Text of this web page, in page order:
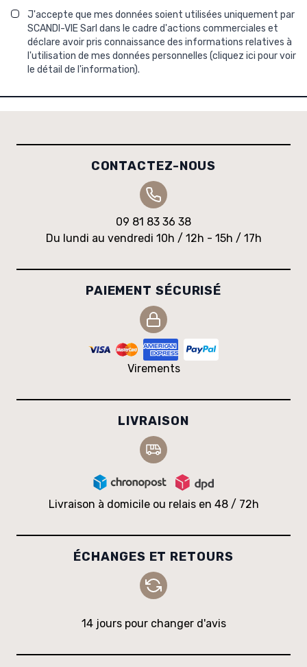
J'accepte que mes données soient utilisées uniquement par
SCANDI-VIE Sarl dans le cadre d'actions commerciales et
déclare avoir pris connaissance des informations relatives à
l'utilisation de mes données personnelles (cliquez ici pour voir
le détail de l'information).
CONTACTEZ-NOUS
09 81 83 36 38
Du lundi au vendredi 10h / 12h - 15h / 17h
PAIEMENT SÉCURISÉ
Virements
LIVRAISON
Livraison à domicile ou relais en 48 / 72h
ÉCHANGES ET RETOURS
14 jours pour changer d'avis